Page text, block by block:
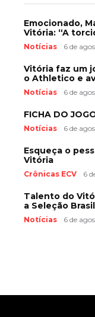
Emocionado,
Vitória: “A
Notícias 6 de
Vitória faz um
o Athletico e
Notícias 6 de
FICHA DO
Notícias 6 de
Esqueça o
Vitória
Crônicas ECV 6
Talento do
a Seleção
Notícias 6 de